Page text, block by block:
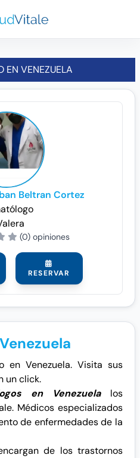
EN VENEZUELA
Beltran Cortez
(0) opiniones
RESERVAR
en Venezuela. Visita sus
un click.
en Venezuela los
Médicos especializados
de enfermedades de la
de los trastornos